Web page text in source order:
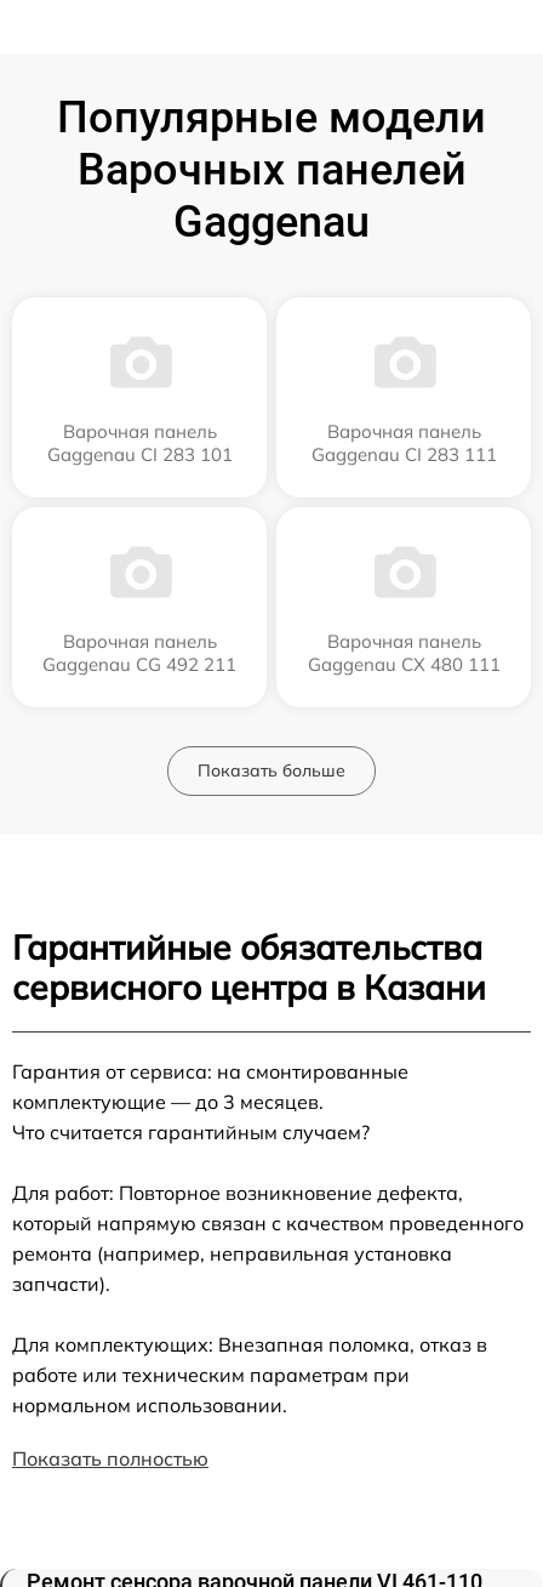
Популярные модели
Варочных панелей
Gaggenau
Варочная панель
Gaggenau CI 283 101
Варочная панель
Gaggenau CI 283 111
Варочная панель
Gaggenau CG 492 211
Варочная панель
Gaggenau CX 480 111
Показать больше
Гарантийные обязательства
сервисного центра в Казани
Гарантия от сервиса: на смонтированные
комплектующие — до 3 месяцев.
Что считается гарантийным случаем?
Для работ: Повторное возникновение дефекта,
который напрямую связан с качеством проведенного
ремонта (например, неправильная установка
запчасти).
Для комплектующих: Внезапная поломка, отказ в
работе или техническим параметрам при
нормальном использовании.
Показать полностью
Ремонт сенсора варочной панели VI 461-110